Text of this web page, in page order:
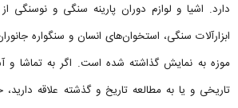
دارد. اشیا و لوازم دوران پارینه سنگی و نوسنگی
ابزارآلات سنگی، استخوان‌های انسان و سنگواره
موزه به نمایش گذاشته شده است. اگر به تماشا و
تاریخی و یا به مطالعه تاریخ و گذشته علاقه‌ دارید،